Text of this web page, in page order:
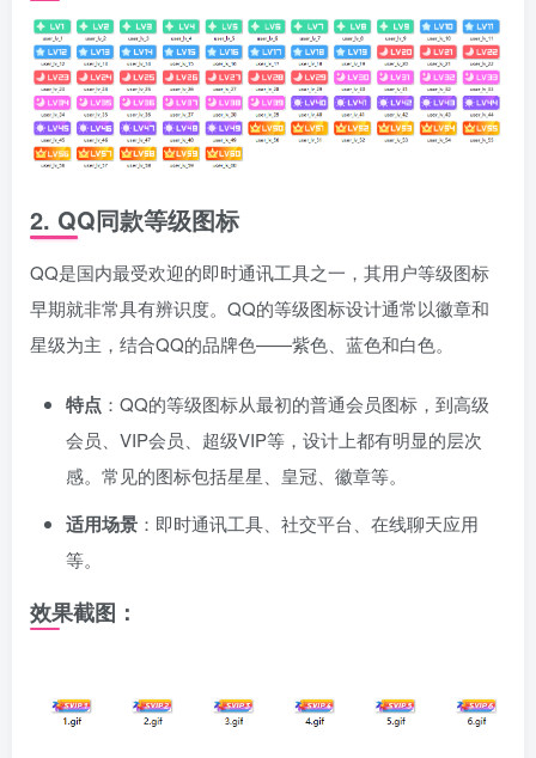
2. QQ同款等级图标
QQ是国内最受欢迎的即时通讯工具之一，其用户等级图标
早期就非常具有辨识度。QQ的等级图标设计通常以徽章和
星级为主，结合QQ的品牌色——紫色、蓝色和白色。
特点 ：QQ的等级图标从最初的普通会员图标，到高级
会员、VIP会员、超级VIP等，设计上都有明显的层次
感。常见的图标包括星星、皇冠、徽章等。
适用场景 ：即时通讯工具、社交平台、在线聊天应用
等。
效果截图：